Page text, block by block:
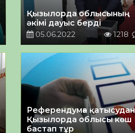
Қызылорда облысының
әкімі дауыс берді
05.06.2022
1218
Референдумға қатысудан
Қызылорда облысы көш
бастап тұр